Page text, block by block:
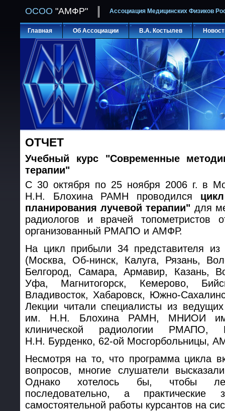
ОСОО "АМФР" Ассоциация Медицинских Физиков
Главная Об Ассоциации В.А. Костылев
ОТЧЕТ
Учебный курс "Современные
терапии"
С 30 октября по 25 ноября 2006 г. в
Н.Н. Блохина РАМН проводился
планирования лучевой терапии" для
радиологов и врачей топометристов
организованный РМАПО и АМФР.
На цикл прибыли 34 представителя из
(Москва, Об-нинск, Калуга, Рязань,
Белгород, Самара, Армавир, Казань,
Уфа, Магнитогорск, Кемерово,
Владивосток, Хабаровск, Южно-
Лекции читали специалисты из
им. Н.Н. Блохина РАМН, МНИОИ
клинической радиологии
Н.Н. Бурденко, 62-ой Мосгорбольницы,
Несмотря на то, что программа цикла
вопросов, многие слушатели
Однако хотелось бы, чтобы
последовательно, а
самостоятельной работы курсантов на